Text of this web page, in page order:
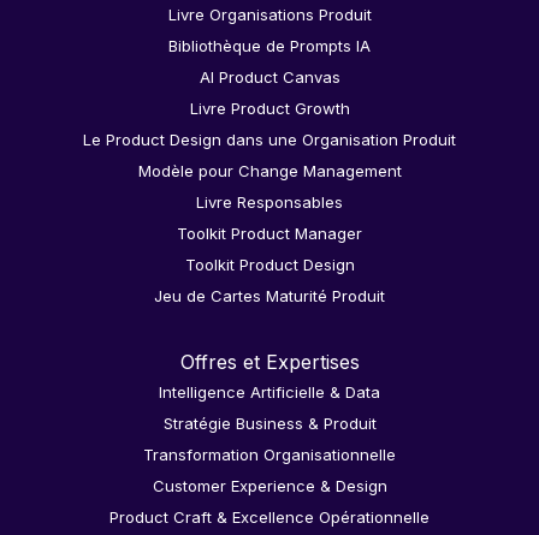
Livre Organisations Produit
Bibliothèque de Prompts IA
AI Product Canvas
Livre Product Growth
Le Product Design dans une Organisation Produit
Modèle pour Change Management
Livre Responsables
Toolkit Product Manager
Toolkit Product Design
Jeu de Cartes Maturité Produit
Offres et Expertises
Intelligence Artificielle & Data
Stratégie Business & Produit
Transformation Organisationnelle
Customer Experience & Design
Product Craft & Excellence Opérationnelle